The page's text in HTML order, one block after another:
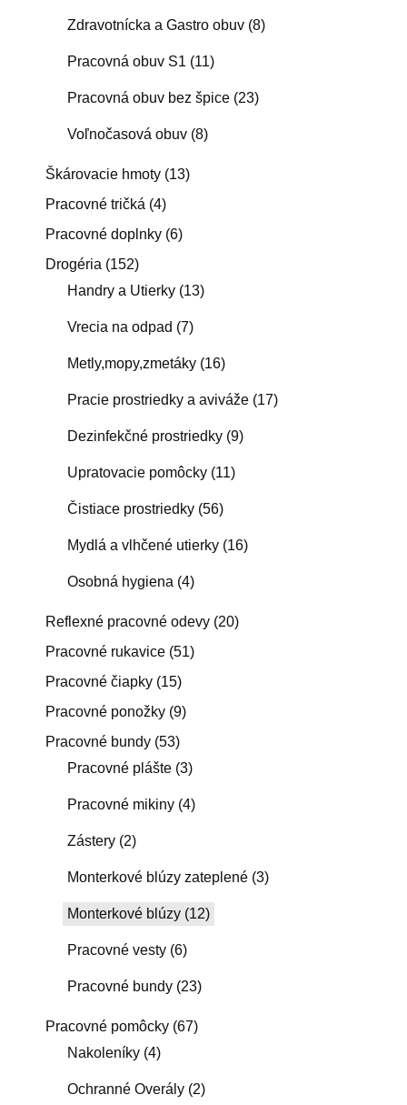
Zdravotnícka a Gastro obuv (8)
Pracovná obuv S1 (11)
Pracovná obuv bez špice (23)
Voľnočasová obuv (8)
Škárovacie hmoty (13)
Pracovné tričká (4)
Pracovné doplnky (6)
Drogéria (152)
Handry a Utierky (13)
Vrecia na odpad (7)
Metly,mopy,zmetáky (16)
Pracie prostriedky a aviváže (17)
Dezinfekčné prostriedky (9)
Upratovacie pomôcky (11)
Čistiace prostriedky (56)
Mydlá a vlhčené utierky (16)
Osobná hygiena (4)
Reflexné pracovné odevy (20)
Pracovné rukavice (51)
Pracovné čiapky (15)
Pracovné ponožky (9)
Pracovné bundy (53)
Pracovné plášte (3)
Pracovné mikiny (4)
Zástery (2)
Monterkové blúzy zateplené (3)
Monterkové blúzy (12)
Pracovné vesty (6)
Pracovné bundy (23)
Pracovné pomôcky (67)
Nakoleníky (4)
Ochranné Overály (2)